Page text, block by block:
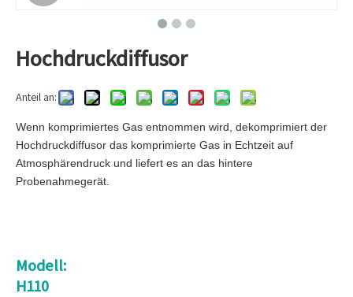
Hochdruckdiffusor
Anteil an:
Wenn komprimiertes Gas entnommen wird, dekomprimiert der
Hochdruckdiffusor das komprimierte Gas in Echtzeit auf
Atmosphärendruck und liefert es an das hintere
Probenahmegerät.
Modell:
H110